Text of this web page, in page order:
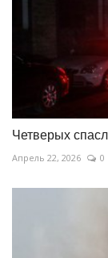
Четверых
Апрель 22, 2026 0